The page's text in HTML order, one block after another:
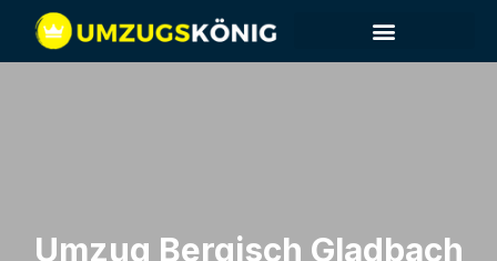
Umzug Bergisch Gladbach​